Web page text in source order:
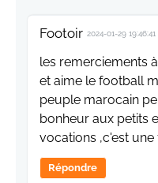
Footoir 2024-01-29 19:46:41
les remerciements
et aime le football
peuple marocain
bonheur aux petits
vocations ,c'est une
Répondre